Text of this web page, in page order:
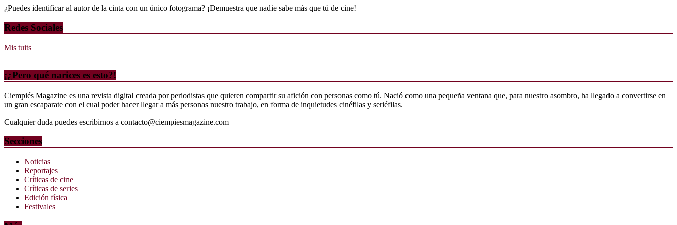
¿Puedes identificar al autor de la cinta con un único fotograma? ¡Demuestra que nadie sabe más que tú de cine!
Redes Sociales
Mis tuits
¡¿Pero qué narices es esto?!
Ciempiés Magazine es una revista digital creada por periodistas que quieren compartir su afición con personas como tú. Nació como una pequeña ventana que, para nuestro asombro, ha llegado a convertirse en
un gran escaparate con el cual poder hacer llegar a más personas nuestro trabajo, en forma de inquietudes cinéfilas y seriéfilas.
Cualquier duda puedes escribirnos a contacto@ciempiesmagazine.com
Secciones
Noticias
Reportajes
Críticas de cine
Críticas de series
Edición física
Festivales